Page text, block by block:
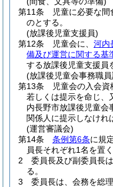
第11条
児童に必要な
のとする。
(放課後児童支援員)
第12条
児童会に、 河内
備及び運営に関する基
する放課後児童支援員
(放課後児童会事務職
第13条
児童会の入会
若しくは提示を命じ、
内長野市放課後児童会
関係人に提示しなけれ
(運営審議会)
第14条
条例第6条に規
員長それぞれ1名を置く
2
委員長及び副委員長
る。
3
委員長は、会務を総